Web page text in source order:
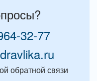
32-77
обратной связи